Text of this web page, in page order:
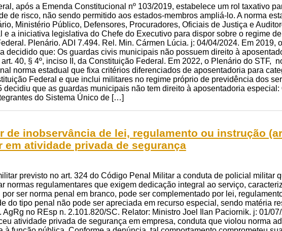
após a Emenda Constitucional nº 103/2019, estabelece um rol taxativo
de risco, não sendo permitido aos estados-membros ampliá-lo. A norma
Ministério Público, Defensores, Procuradores, Oficiais de Justiça e
e a iniciativa legislativa do Chefe do Executivo para dispor sobre o regime
Plenário. ADI 7.494. Rel. Min. Cármen Lúcia. j: 04/04/2024. Em 2019,
decidido que: Os guardas civis municipais não possuem direito à
40, § 4º, inciso II, da Constituição Federal. Em 2022, o Plenário do STF,
norma estadual que fixa critérios diferenciados de aposentadoria para
Federal e que inclui militares no regime próprio de previdência dos
decidiu que as guardas municipais não tem direito à aposentadoria
do Sistema Único de […]
de inobservância de lei, regulamento ou instrução
atividade privada de segurança
previsto no art. 324 do Código Penal Militar a conduta de policial militar
normas regulamentares que exigem dedicação integral ao serviço,
ser norma penal em branco, pode ser complementado por lei,
do tipo penal não pode ser apreciada em recurso especial, sendo matéria
AgRg no REsp n. 2.101.820/SC. Relator: Ministro Joel Ilan Paciornik. j: 01/
atividade privada de segurança em empresa, conduta que violou norma